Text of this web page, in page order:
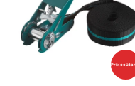
Prix